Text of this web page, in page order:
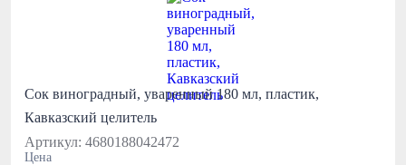
Сок виноградный, уваренный 180 мл, пластик,
Кавказский целитель
Артикул: 4680188042472
Цена